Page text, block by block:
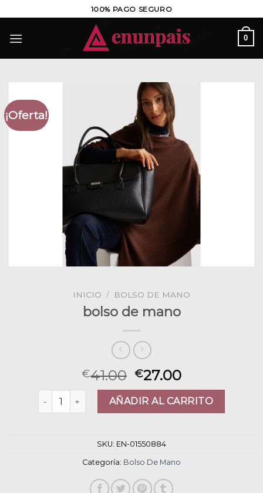
al
contenido
100% PAGO SEGURO
0
¡Oferta!
INICIO / BOLSO DE MANO
bolso de mano
€41.00 €27.00
bolso de mano cantidadAÑADIR AL CARRITO
SKU: EN-01550884
Categoría: Bolso De Mano